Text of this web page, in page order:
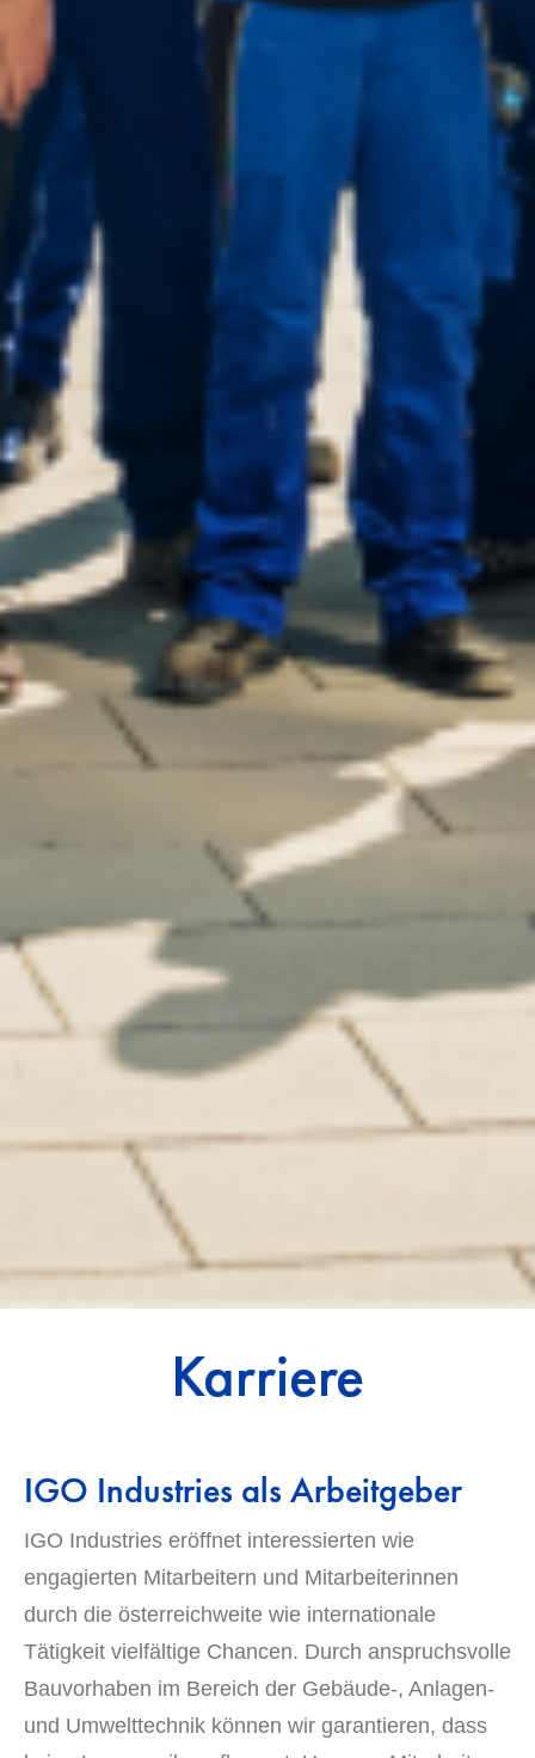
Karriere
IGO Industries als Arbeitgeber
IGO Industries eröffnet interessierten wie
engagierten Mitarbeitern und Mitarbeiterinnen
durch die österreichweite wie internationale
Tätigkeit vielfältige Chancen. Durch anspruchsvolle
Bauvorhaben im Bereich der Gebäude-, Anlagen-
und Umwelttechnik können wir garantieren, dass